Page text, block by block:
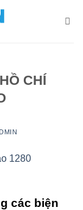
CHÍ
các biện